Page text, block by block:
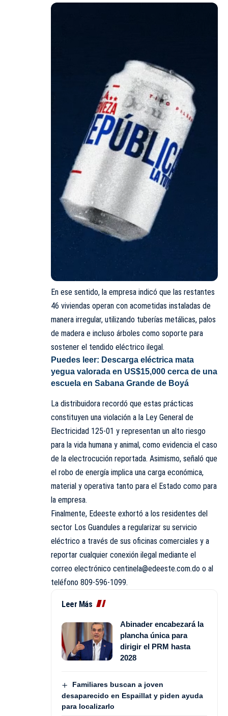
En ese sentido, la empresa indicó que las restantes
46 viviendas operan con acometidas instaladas de
manera irregular, utilizando tuberías metálicas, palos
de madera e incluso árboles como soporte para
sostener el tendido eléctrico ilegal.
Puedes leer: Descarga eléctrica mata
yegua valorada en US$15,000 cerca de una
escuela en Sabana Grande de Boyá
La distribuidora recordó que estas prácticas
constituyen una violación a la Ley General de
Electricidad 125-01 y representan un alto riesgo
para la vida humana y animal, como evidencia el caso
de la electrocución reportada. Asimismo, señaló que
el robo de energía implica una carga económica,
material y operativa tanto para el Estado como para
la empresa.
Finalmente, Edeeste exhortó a los residentes del
sector Los Guandules a regularizar su servicio
eléctrico a través de sus oficinas comerciales y a
reportar cualquier conexión ilegal mediante el
correo electrónico centinela@edeeste.com.do o al
teléfono 809-596-1099.
Leer Más
Abinader encabezará la
plancha única para
dirigir el PRM hasta
2028
Familiares buscan a joven
desaparecido en Espaillat y piden ayuda
para localizarlo